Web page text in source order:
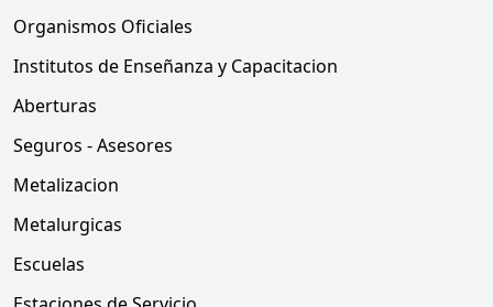
Organismos Oficiales
Institutos de Enseñanza y Capacitacion
Aberturas
Seguros - Asesores
Metalizacion
Metalurgicas
Escuelas